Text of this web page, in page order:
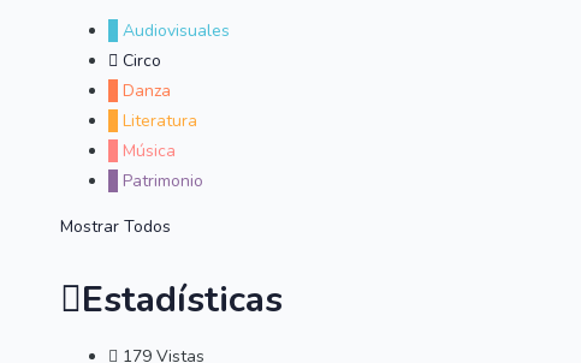
Audiovisuales
Circo
Danza
Literatura
Música
Patrimonio
Mostrar Todos
Estadísticas
179 Vistas